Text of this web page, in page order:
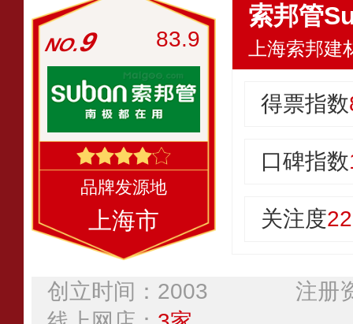
9 83.9
上海市
索邦管
上海索邦
得票指数
口碑指数
关注度
创立时间：2003
注册